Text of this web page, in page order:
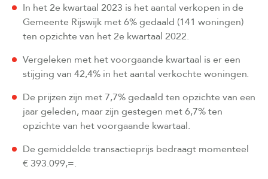
In het 2e kwartaal 2023 is het aantal verkopen in de
Gemeente Rijswijk met 6% gedaald (141 woningen)
ten opzichte van het 2e kwartaal 2022.
Vergeleken met het voorgaande kwartaal is er een
stijging van 42,4% in het aantal verkochte woningen.
De prijzen zijn met 7,7% gedaald ten opzichte van een
jaar geleden, maar zijn gestegen met 6,7% ten
opzichte van het voorgaande kwartaal.
De gemiddelde transactieprijs bedraagt momenteel
€ 393.099,=.